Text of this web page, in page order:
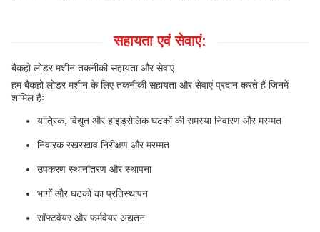
सहायता एवं सेवाएं:
बैकहो लोडर मशीन तकनीकी सहायता और सेवाएं
हम बैकहो लोडर मशीन के लिए तकनीकी सहायता और सेवाएं प्रदान करते हैं जिनमें
शामिल हैंः
यांत्रिक, विद्युत और हाइड्रोलिक घटकों की समस्या निवारण और मरम्मत
निवारक रखरखाव निरीक्षण और मरम्मत
उपकरण स्थानांतरण और स्थापना
भागों और घटकों का प्रतिस्थापन
सॉफ्टवेयर और फर्मवेयर अद्यतन